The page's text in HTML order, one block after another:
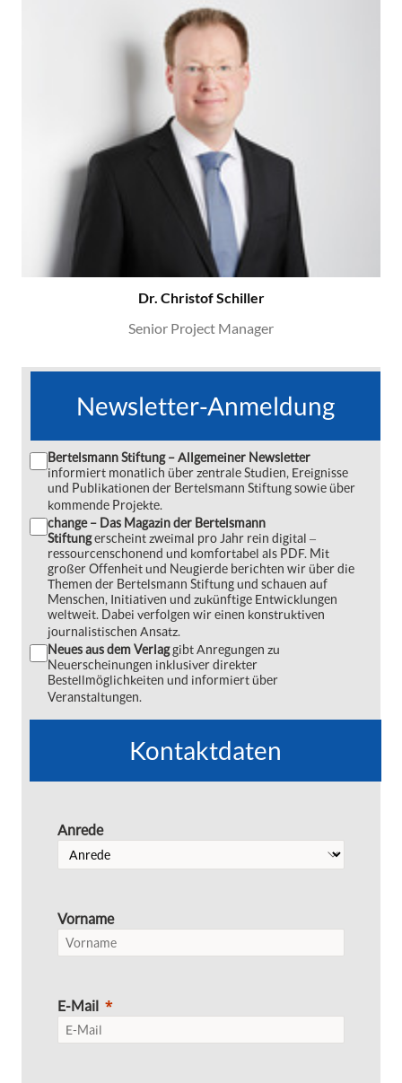
Dr. Christof Schiller
Senior Project Manager
Newsletter-Anmeldung
Bertelsmann Stiftung – Allgemeiner Newsletter
informiert monatlich über zentrale Studien, Ereignisse
und Publikationen der Bertelsmann Stiftung sowie über
kommende Projekte.
change – Das Magazin der Bertelsmann
Stiftungerscheint zweimal pro Jahr rein digital ‒
ressourcenschonend und komfortabel als PDF. Mit
großer Offenheit und Neugierde berichten wir über die
Themen der Bertelsmann Stiftung und schauen auf
Menschen, Initiativen und zukünftige Entwicklungen
weltweit. Dabei verfolgen wir einen konstruktiven
journalistischen Ansatz.
Neues aus dem Verlaggibt Anregungen zu
Neuerscheinungen inklusiver direkter
Bestellmöglichkeiten und informiert über
Veranstaltungen.
Kontaktdaten
Anrede
Vorname
E-Mail